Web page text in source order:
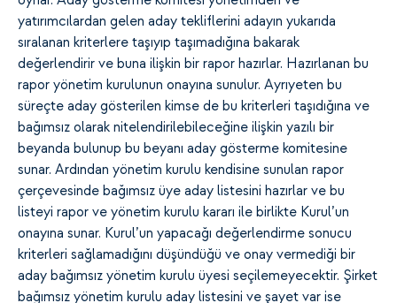
yatırımcılardan gelen aday tekliflerini adayın yukarıda
sıralanan kriterlere taşıyıp taşımadığına bakarak
değerlendirir ve buna ilişkin bir rapor hazırlar. Hazırlanan bu
rapor yönetim kurulunun onayına sunulur. Ayrıyeten bu
süreçte aday gösterilen kimse de bu kriterleri taşıdığına ve
bağımsız olarak nitelendirilebileceğine ilişkin yazılı bir
beyanda bulunup bu beyanı aday gösterme komitesine
sunar. Ardından yönetim kurulu kendisine sunulan rapor
çerçevesinde bağımsız üye aday listesini hazırlar ve bu
listeyi rapor ve yönetim kurulu kararı ile birlikte Kurul’un
onayına sunar. Kurul’un yapacağı değerlendirme sonucu
kriterleri sağlamadığını düşündüğü ve onay vermediği bir
aday bağımsız yönetim kurulu üyesi seçilemeyecektir. Şirket
bağımsız yönetim kurulu aday listesini ve şayet var ise